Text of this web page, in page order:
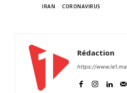
IRAN CORONAVIRUS
Rédaction
https://www.le1.ma